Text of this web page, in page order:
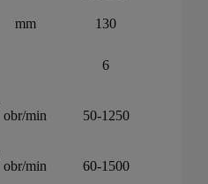
mm 130
6
obr/min 50-1250
obr/min 60-1500